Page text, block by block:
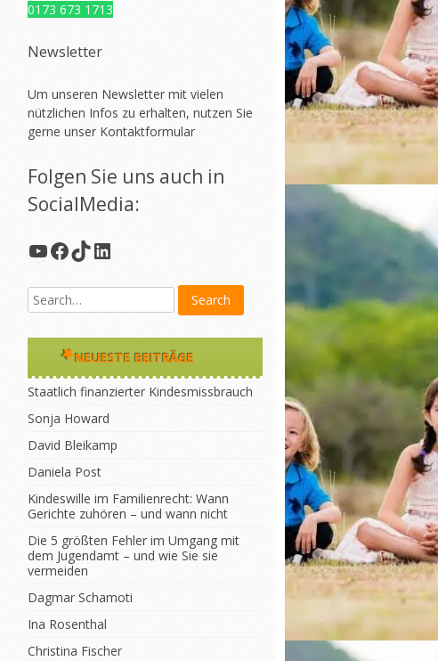
0173 673 1713
Newsletter
Um unseren Newsletter mit vielen
nützlichen Infos zu erhalten, nutzen Sie
gerne unser Kontaktformular
Folgen Sie uns auch in
SocialMedia:
YouTube
Facebook
TikTok
LinkedIn
NEUESTE BEITRÄGE
Staatlich finanzierter Kindesmissbrauch
Sonja Howard
David Bleikamp
Daniela Post
Kindeswille im Familienrecht: Wann
Gerichte zuhören – und wann nicht
Die 5 größten Fehler im Umgang mit
dem Jugendamt – und wie Sie sie
vermeiden
Dagmar Schamoti
Ina Rosenthal
Christina Fischer